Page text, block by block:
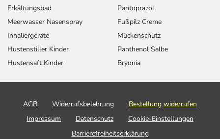
Erkältungsbad
Meerwasser Nasenspray
Inhaliergeräte
Hustenstiller Kinder
Hustensaft Kinder
Pantoprazol
Fußpilz Creme
Mückenschutz
Panthenol Salbe
Bryonia
AGB Widerrufsbelehrung
Bestellung widerrufen
Impressum
Datenschutz
Cookie-Einstellungen
Barrierefreiheitserklärung